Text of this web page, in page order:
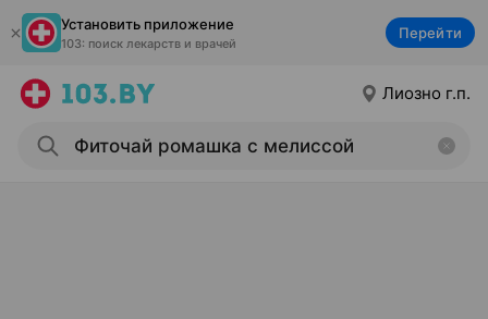
Установить приложение
103: поиск лекарств и врачей
Перейти
Лиозно г.п.